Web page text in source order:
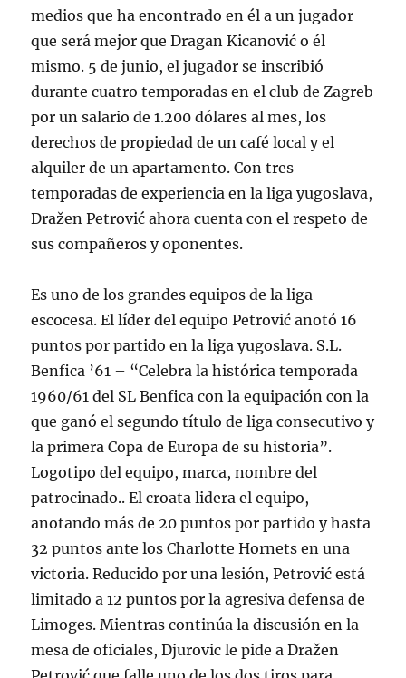
medios que ha encontrado en él a un jugador
que será mejor que Dragan Kicanović o él
mismo. 5 de junio, el jugador se inscribió
durante cuatro temporadas en el club de Zagreb
por un salario de 1.200 dólares al mes, los
derechos de propiedad de un café local y el
alquiler de un apartamento. Con tres
temporadas de experiencia en la liga yugoslava,
Dražen Petrović ahora cuenta con el respeto de
sus compañeros y oponentes.
Es uno de los grandes equipos de la liga
escocesa. El líder del equipo Petrović anotó 16
puntos por partido en la liga yugoslava. S.L.
Benfica ’61 – “Celebra la histórica temporada
1960/61 del SL Benfica con la equipación con la
que ganó el segundo título de liga consecutivo y
la primera Copa de Europa de su historia”.
Logotipo del equipo, marca, nombre del
patrocinado.. El croata lidera el equipo,
anotando más de 20 puntos por partido y hasta
32 puntos ante los Charlotte Hornets en una
victoria. Reducido por una lesión, Petrović está
limitado a 12 puntos por la agresiva defensa de
Limoges. Mientras continúa la discusión en la
mesa de oficiales, Djurovic le pide a Dražen